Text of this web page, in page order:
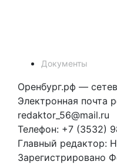
Документы
Оренбург.рф —
Электронная почта
redaktor_56@mail.ru
Телефон: +7 (3532)
Главный редактор:
Зарегистрировано